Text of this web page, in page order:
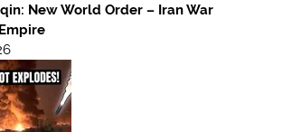
New World Order – Iran War